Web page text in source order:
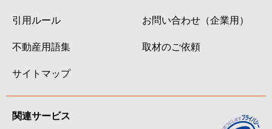
引用ルール
不動産用語集
サイトマップ
お問い合わせ（企業用）
取材のご依頼
関連サービス